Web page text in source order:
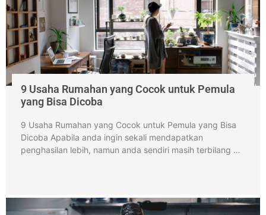
9 Usaha Rumahan yang Cocok untuk Pemula
yang Bisa Dicoba
9 Usaha Rumahan yang Cocok untuk Pemula yang Bisa
Dicoba Apabila anda ingin sekali mendapatkan
penghasilan lebih, namun anda sendiri masih terbilang …